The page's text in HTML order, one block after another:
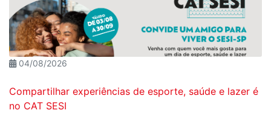
04/08/2026
Compartilhar experiências de esporte, saúde e lazer é
no CAT SESI